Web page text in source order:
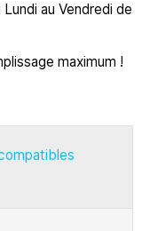
au Vendredi de
maximum !